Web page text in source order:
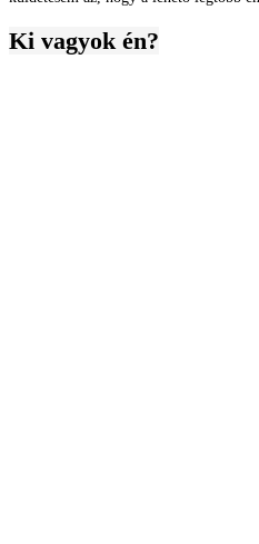
Ki vagyok én?